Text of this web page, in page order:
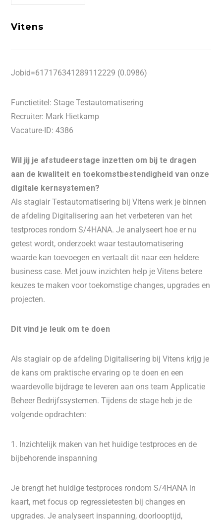
Vitens
Jobid=617176341289112229 (0.0986)
Functietitel: Stage Testautomatisering
Recruiter: Mark Hietkamp
Vacature-ID: 4386
Wil jij je afstudeerstage inzetten om bij te dragen
aan de kwaliteit en toekomstbestendigheid van onze
digitale kernsystemen?
Als stagiair Testautomatisering bij Vitens werk je binnen
de afdeling Digitalisering aan het verbeteren van het
testproces rondom S/4HANA. Je analyseert hoe er nu
getest wordt, onderzoekt waar testautomatisering
waarde kan toevoegen en vertaalt dit naar een heldere
business case. Met jouw inzichten help je Vitens betere
keuzes te maken voor toekomstige changes, upgrades en
projecten.
Dit vind je leuk om te doen
Als stagiair op de afdeling Digitalisering bij Vitens krijg je
de kans om praktische ervaring op te doen en een
waardevolle bijdrage te leveren aan ons team Applicatie
Beheer Bedrijfssystemen. Tijdens de stage heb je de
volgende opdrachten:
1. Inzichtelijk maken van het huidige testproces en de
bijbehorende inspanning
Je brengt het huidige testproces rondom S/4HANA in
kaart, met focus op regressietesten bij changes en
upgrades. Je analyseert inspanning, doorlooptijd,